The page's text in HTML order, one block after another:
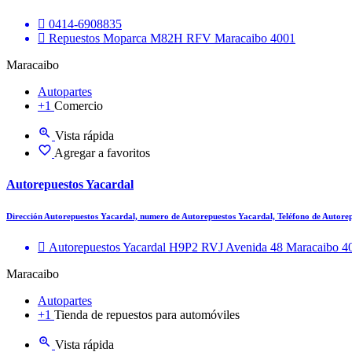
0414-6908835
Repuestos Moparca M82H RFV Maracaibo 4001
Maracaibo
Autopartes
+1 Comercio
Vista rápida
Agregar a favoritos
Autorepuestos Yacardal
Dirección Autorepuestos Yacardal, numero de Autorepuestos Yacardal, Teléfono de
Autorepuestos Yacardal H9P2 RVJ Avenida 48 Maracaibo
Maracaibo
Autopartes
+1 Tienda de repuestos para automóviles
Vista rápida